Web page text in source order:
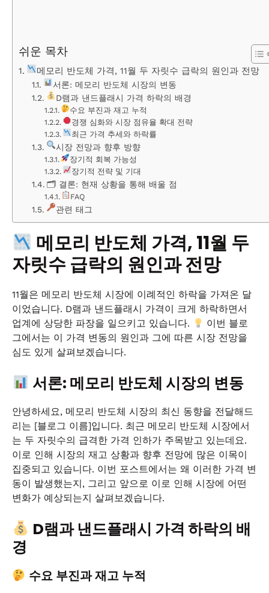
쉬운 목차
메모리 반도체 가격, 11월 두 자릿수 급락의 원인과 전망
서론: 메모리 반도체 시장의 변동
D램과 낸드플래시 가격 하락의 배경
수요 부진과 재고 누적
경쟁 심화와 시장 점유율 확대 전략
최근 가격 추세와 하락률
시장 전망과 향후 방향
장기적 회복 가능성
장기적 전략 및 기대
🗂 결론: 현재 상황을 통해 배울 점
FAQ
관련 태그
메모리 반도체 가격, 11월 두
자릿수 급락의 원인과 전망
11월은 메모리 반도체 시장에 이례적인 하락을 가져온 달
이었습니다. D램과 낸드플래시 가격이 크게 하락하면서
업계에 상당한 파장을 일으키고 있습니다.
이번 블로
그에서는 이 가격 변동의 원인과 그에 따른 시장 전망을
심도 있게 살펴보겠습니다.
서론: 메모리 반도체 시장의 변동
안녕하세요, 메모리 반도체 시장의 최신 동향을 전달해드
리는 [블로그 이름]입니다. 최근 메모리 반도체 시장에서
는 두 자릿수의 급격한 가격 인하가 주목받고 있는데요.
이로 인해 시장의 재고 상황과 향후 전망에 많은 이목이
집중되고 있습니다. 이번 포스트에서는 왜 이러한 가격 변
동이 발생했는지, 그리고 앞으로 이로 인해 시장에 어떤
변화가 예상되는지 살펴보겠습니다.
D램과 낸드플래시 가격 하락의 배
경
수요 부진과 재고 누적